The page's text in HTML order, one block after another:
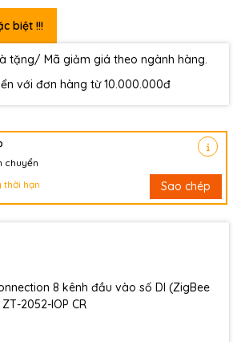
biệt !!!
tặng/ Mã giảm giá theo ngành hàng.
với đơn hàng từ 10.000.000đ
chuyển
thời hạn
Sao chép
8 kênh đầu vào số DI (ZigBee
2052-IOP CR